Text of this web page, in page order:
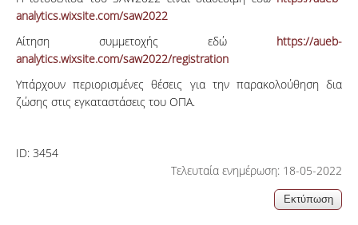
analytics.wixsite.com/saw2022
Αίτηση συμμετοχής εδώ https://aueb-
analytics.wixsite.com/saw2022/registration
Υπάρχουν περιορισμένες θέσεις για την παρακολούθηση δια
ζώσης στις εγκαταστάσεις του ΟΠΑ.
ID: 3454
Τελευταία ενημέρωση: 18-05-2022